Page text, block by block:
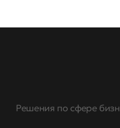
Решения по сфере